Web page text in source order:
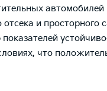
автомобилей
и просторного
что